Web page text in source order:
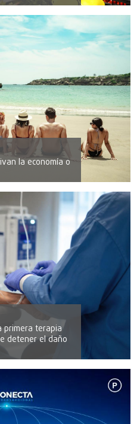
la economía o
primera terapia
detener el daño